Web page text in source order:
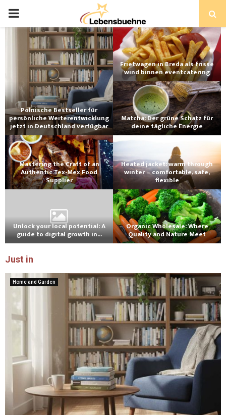
PRIMARY
MENU
Polnische Bestseller für
persönliche Weiterentwicklung
jetzt in Deutschland verfügbar
Mastering the Craft of an
Authentic Tex-Mex Food
Supplier
Frietwagen in Breda als frisse
wind binnen eventcatering
Matcha: Der grüne Schatz für
deine tägliche Energie
Heated jacket: warm through
winter – comfortable, safe,
flexible
Unlock your local potential: A
guide to digital growth in...
Organic Wholesale: Where
Quality and Nature Meet
Just in
Home and Garden